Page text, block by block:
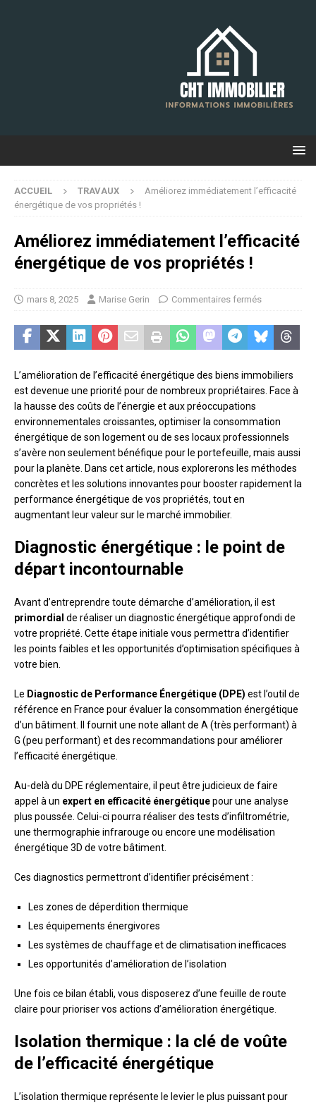
ACCUEIL TRAVAUX
Améliorez immédiatement l’efficacité
énergétique de vos propriétés !
Améliorez immédiatement l’efficacité
énergétique de vos propriétés !
mars 8, 2025 Marise Gerin Commentaires fermés
L’amélioration de l’efficacité énergétique des biens immobiliers
est devenue une priorité pour de nombreux propriétaires. Face à
la hausse des coûts de l’énergie et aux préoccupations
environnementales croissantes, optimiser la consommation
énergétique de son logement ou de ses locaux professionnels
s’avère non seulement bénéfique pour le portefeuille, mais aussi
pour la planète. Dans cet article, nous explorerons les méthodes
concrètes et les solutions innovantes pour booster rapidement la
performance énergétique de vos propriétés, tout en
augmentant leur valeur sur le marché immobilier.
Diagnostic énergétique : le point de
départ incontournable
Avant d’entreprendre toute démarche d’amélioration, il est
primordial de réaliser un diagnostic énergétique approfondi de
votre propriété. Cette étape initiale vous permettra d’identifier
les points faibles et les opportunités d’optimisation spécifiques à
votre bien.
Le Diagnostic de Performance Énergétique (DPE) est l’outil de
référence en France pour évaluer la consommation énergétique
d’un bâtiment. Il fournit une note allant de A (très performant) à
G (peu performant) et des recommandations pour améliorer
l’efficacité énergétique.
Au-delà du DPE réglementaire, il peut être judicieux de faire
appel à un expert en efficacité énergétiquepour une analyse
plus poussée. Celui-ci pourra réaliser des tests d’infiltrométrie,
une thermographie infrarouge ou encore une modélisation
énergétique 3D de votre bâtiment.
Ces diagnostics permettront d’identifier précisément :
Les zones de déperdition thermique
Les équipements énergivores
Les systèmes de chauffage et de climatisation inefficaces
Les opportunités d’amélioration de l’isolation
Une fois ce bilan établi, vous disposerez d’une feuille de route
claire pour prioriser vos actions d’amélioration énergétique.
Isolation thermique : la clé de voûte
de l’efficacité énergétique
L’isolation thermique représente le levier le plus puissant pour